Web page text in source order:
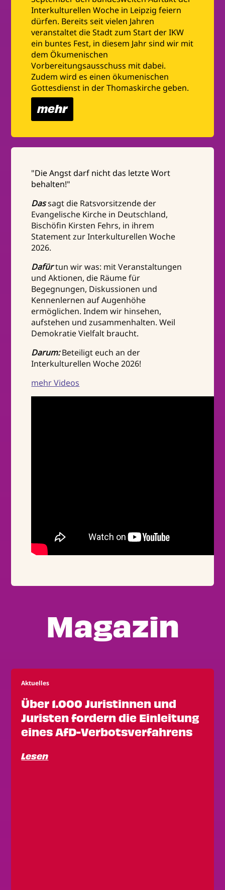
Interkulturellen Woche in Leipzig feiern
dürfen. Bereits seit vielen Jahren
veranstaltet die Stadt zum Start der IKW
ein buntes Fest, in diesem Jahr sind wir mit
dem Ökumenischen
Vorbereitungsausschuss mit dabei.
Zudem wird es einen ökumenischen
Gottesdienst in der Thomaskirche geben.
mehr
"Die Angst darf nicht das letzte Wort
behalten!"
Dassagt die Ratsvorsitzende der
Evangelische Kirche in Deutschland,
Bischöfin Kirsten Fehrs, in ihrem
Statement zur Interkulturellen Woche
2026.
Dafürtun wir was: mit Veranstaltungen
und Aktionen, die Räume für
Begegnungen, Diskussionen und
Kennenlernen auf Augenhöhe
ermöglichen. Indem wir hinsehen,
aufstehen und zusammenhalten. Weil
Demokratie Vielfalt braucht.
Darum:Beteiligt euch an der
Interkulturellen Woche 2026!
mehr Videos
Magazin
Aktuelles
Über 1.000 Juristinnen und
Juristen fordern die Einleitung
eines AfD-Verbotsverfahrens
Lesen